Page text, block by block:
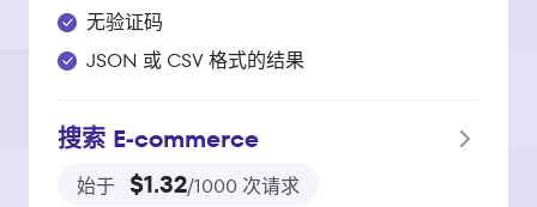
无验证码
JSON 或 CSV 格式的结果
搜索 E‑commerce
始于 $1.32/1000 次请求